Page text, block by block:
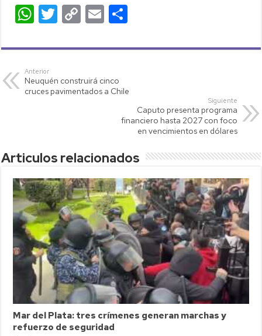
W
at
s
A
T
tt
C
p
Li
E
ail m
ar
tir
Anterior
Neuquén construirá cinco
cruces pavimentados a Chile
Siguiente
Caputo presenta programa
financiero hasta 2027 con foco
en vencimientos en dólares
Articulos relacionados
Mar del Plata: tres crímenes generan marchas y
refuerzo de seguridad